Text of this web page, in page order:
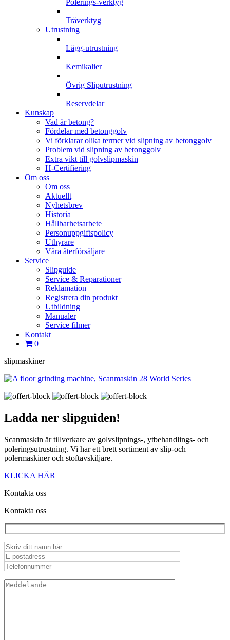
Polerings-verktyg
Träverktyg
Utrustning
Lägg-utrustning
Kemikalier
Övrig Sliputrustning
Reservdelar
Kunskap
Vad är betong?
Fördelar med betonggolv
Vi förklarar olika termer vid slipning av betonggolv
Problem vid slipning av betonggolv
Extra vikt till golvslipmaskin
H-Certifiering
Om oss
Om oss
Aktuellt
Nyhetsbrev
Historia
Hållbarhetsarbete
Personuppgiftspolicy
Uthyrare
Våra återförsäljare
Service
Slipguide
Service & Reparationer
Reklamation
Registrera din produkt
Utbildning
Manualer
Service filmer
Kontakt
0
slipmaskiner
Ladda ner slipguiden!
Scanmaskin är tillverkare av golvslipnings-, ytbehandlings- och
poleringsutrustning. Vi har ett brett sortiment av slip-och
polermaskiner och stoftavskiljare.
KLICKA HÄR
Kontakta oss
Kontakta oss